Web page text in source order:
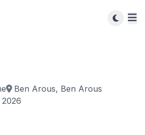
Ben Arous, Ben Arous
2026